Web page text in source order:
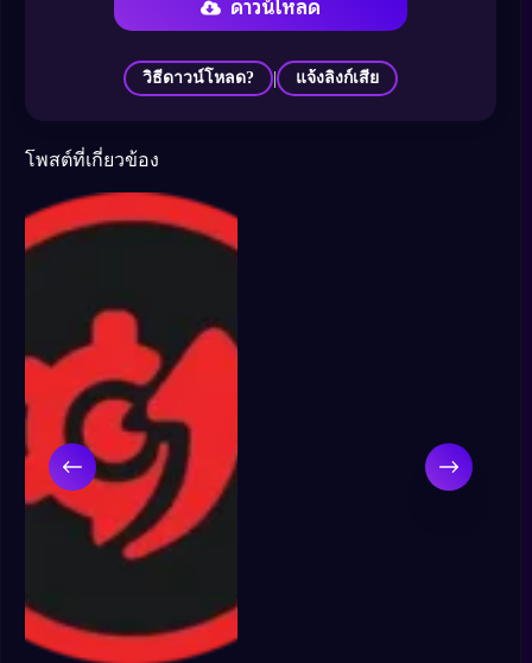
ดาวน์โหลด
วิธีดาวน์โหลด? | แจ้งลิงก์เสีย
โพสต์ที่เกี่ยวข้อง